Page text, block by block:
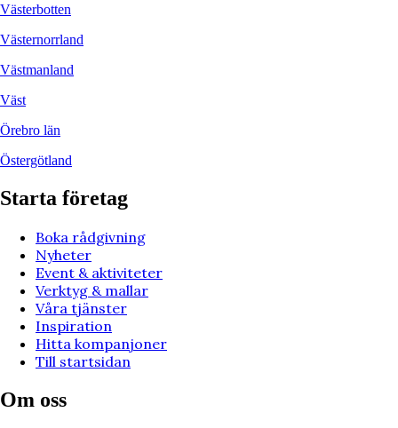
Västerbotten
Västernorrland
Västmanland
Väst
Örebro län
Östergötland
Starta företag
Boka rådgivning
Nyheter
Event & aktiviteter
Verktyg & mallar
Våra tjänster
Inspiration
Hitta kompanjoner
Till startsidan
Om oss